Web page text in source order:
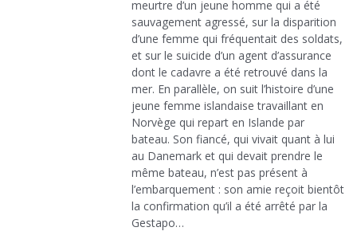
meurtre d’un jeune homme qui a été
sauvagement agressé, sur la disparition
d’une femme qui fréquentait des soldats,
et sur le suicide d’un agent d’assurance
dont le cadavre a été retrouvé dans la
mer. En parallèle, on suit l’histoire d’une
jeune femme islandaise travaillant en
Norvège qui repart en Islande par
bateau. Son fiancé, qui vivait quant à lui
au Danemark et qui devait prendre le
même bateau, n’est pas présent à
l’embarquement : son amie reçoit bientôt
la confirmation qu’il a été arrêté par la
Gestapo…